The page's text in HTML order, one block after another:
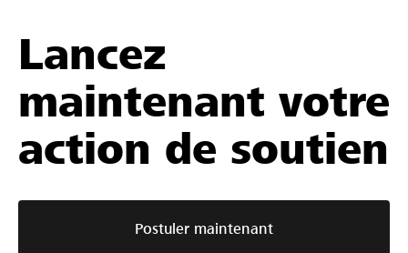
Lancez
maintenant votre
action de soutien
Postuler maintenant